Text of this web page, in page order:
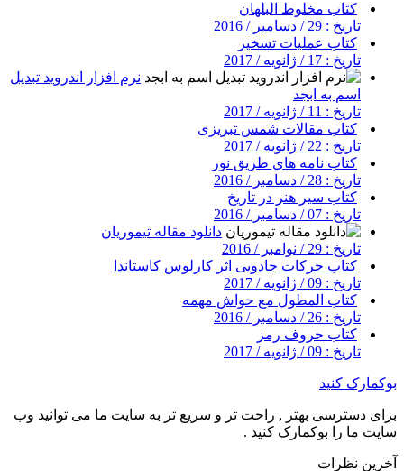
کتاب مخلوط البلهان
تاریخ : 29 / دسامبر / 2016
کتاب عملیات تسخیر
تاریخ : 17 / ژانویه / 2017
نرم افزار اندروید تبدیل
اسم به ابجد
تاریخ : 11 / ژانویه / 2017
کتاب مقالات شمس تبریزی
تاریخ : 22 / ژانویه / 2017
کتاب نامه های طریق نور
تاریخ : 28 / دسامبر / 2016
کتاب سیر هنر در تاریخ
تاریخ : 07 / دسامبر / 2016
دانلود مقاله تیموریان
تاریخ : 29 / نوامبر / 2016
کتاب حرکات جادویی اثر کارلوس کاستاندا
تاریخ : 09 / ژانویه / 2017
کتاب المطول مع حواش مهمه
تاریخ : 26 / دسامبر / 2016
کتاب حروف رمز
تاریخ : 09 / ژانویه / 2017
بوکمارک کنید
برای دسترسی بهتر , راحت تر و سریع تر به سایت ما می توانید وب
سایت ما را بوکمارک کنید .
آخرین نظرات